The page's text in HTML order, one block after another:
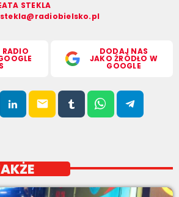
STEKLA
RADIO DODAJ NAS
JAKO ŹRÓDŁO W
GOOGLE
email